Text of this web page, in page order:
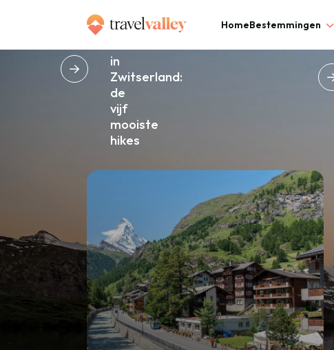
HomeBestemmingen
Home » Zwitserland
magie
van
in
Zwitserland:
de
vijf
mooiste
hikes